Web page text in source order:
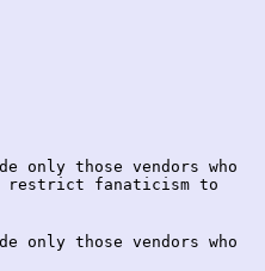
only those vendors who
fanaticism to
only those vendors who